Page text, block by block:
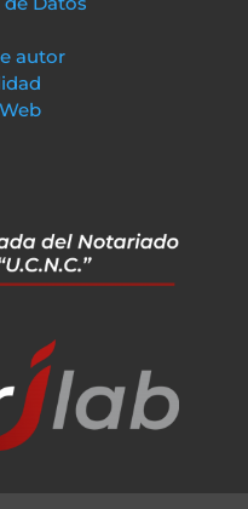
autor